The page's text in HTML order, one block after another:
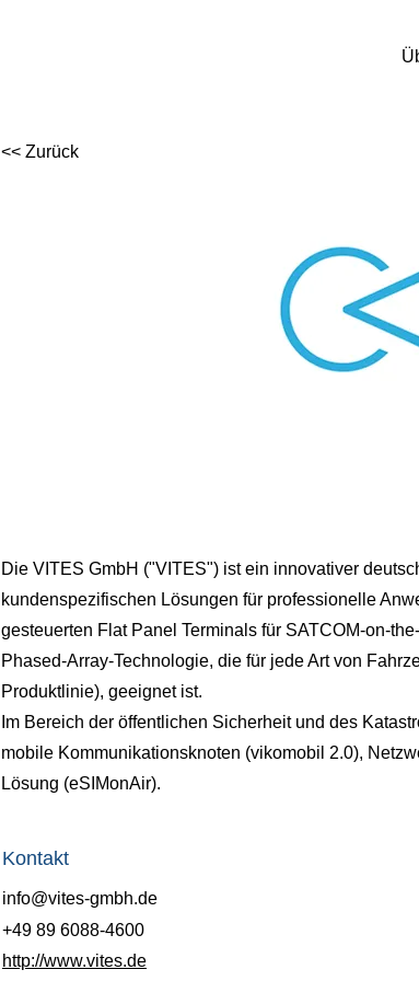
<< Zurück
Die VITES GmbH ("VITES") ist ein innovativer
kundenspezifischen Lösungen für professionelle
gesteuerten Flat Panel Terminals für SATCOM-on-
Phased-Array-Technologie, die für jede Art von
Produktlinie), geeignet ist.
Im Bereich der öffentlichen Sicherheit und des
mobile Kommunikationsknoten (vikomobil 2.0),
Lösung (eSIMonAir).
Kontakt
info@vites-gmbh.de
+49 89 6088-4600
http://www.vites.de